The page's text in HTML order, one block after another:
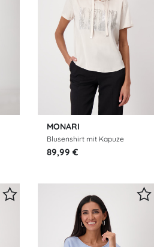
MONARI
Blusenshirt mit Kapuze
89,99 €